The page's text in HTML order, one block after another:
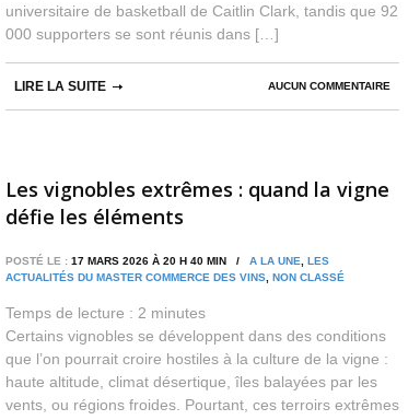
universitaire de basketball de Caitlin Clark, tandis que 92
000 supporters se sont réunis dans […]
AUCUN COMMENTAIRE
LIRE LA SUITE
Les vignobles extrêmes : quand la vigne
défie les éléments
POSTÉ LE : 17 MARS 2026 À 20 H 40 MIN / A LA UNE
LES
ACTUALITÉS DU MASTER COMMERCE DES VINS NON CLASSÉ
Temps de lecture : 2 minutes
Certains vignobles se développent dans des conditions
que l’on pourrait croire hostiles à la culture de la vigne :
haute altitude, climat désertique, îles balayées par les
vents, ou régions froides. Pourtant, ces terroirs extrêmes